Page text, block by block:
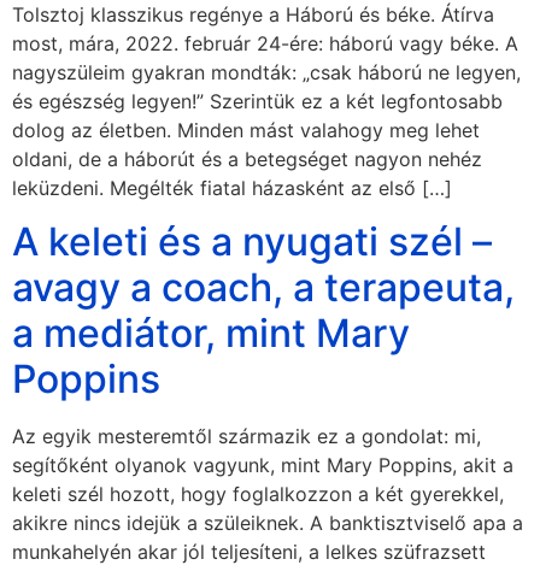
Tolsztoj klasszikus regénye a Háború és béke. Átírva
most, mára, 2022. február 24-ére: háború vagy béke. A
nagyszüleim gyakran mondták: „csak háború ne legyen,
és egészség legyen!” Szerintük ez a két legfontosabb
dolog az életben. Minden mást valahogy meg lehet
oldani, de a háborút és a betegséget nagyon nehéz
leküzdeni. Megélték fiatal házasként az első […]
A keleti és a nyugati szél –
avagy a coach, a terapeuta,
a mediátor, mint Mary
Poppins
Az egyik mesteremtől származik ez a gondolat: mi,
segítőként olyanok vagyunk, mint Mary Poppins, akit a
keleti szél hozott, hogy foglalkozzon a két gyerekkel,
akikre nincs idejük a szüleiknek. A banktisztviselő apa a
munkahelyén akar jól teljesíteni, a lelkes szüfrazsett